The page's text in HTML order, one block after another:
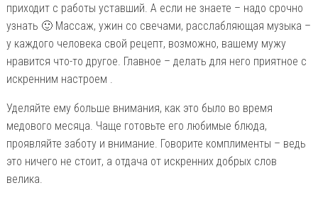
приходит с работы уставший. А если не знаете – надо срочно
узнать 🙂 Массаж, ужин со свечами, расслабляющая музыка –
у каждого человека свой рецепт, возможно, вашему мужу
нравится что-то другое. Главное – делать для него приятное с
искренним настроем .
Уделяйте ему больше внимания, как это было во время
медового месяца. Чаще готовьте его любимые блюда,
проявляйте заботу и внимание. Говорите комплименты – ведь
это ничего не стоит, а отдача от искренних добрых слов
велика.